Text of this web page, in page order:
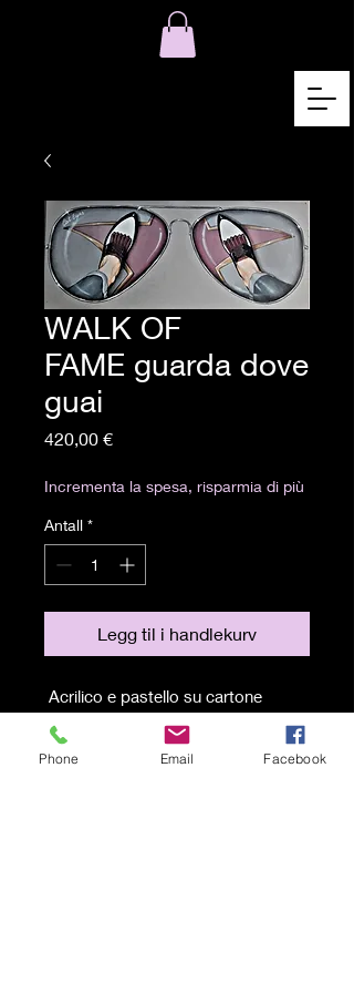
WALK OF
FAME guarda dove
guai
420,00 €Pris
Incrementa la spesa, risparmia di più
Antall *
Legg til i handlekurv
Acrilico e pastello su cartone
70x32 cm
Anno 2017
Phone Email Facebook